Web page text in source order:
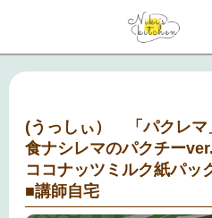
(うっしぃ） 「パクレ
食ナシレマのパクチーver.
ココナッツミルク紙パ
■講師自宅